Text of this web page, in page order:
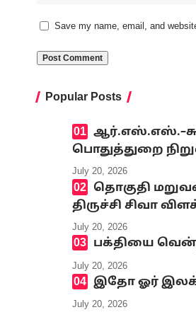
Save my name, email, and
Popular Posts
பொதுத்துறை
July 20, 2026
தொகுதி
திருச்சி சிவா
July 20, 2026
பக்தியை
July 20, 2026
இதோ ஓர்
July 20, 2026